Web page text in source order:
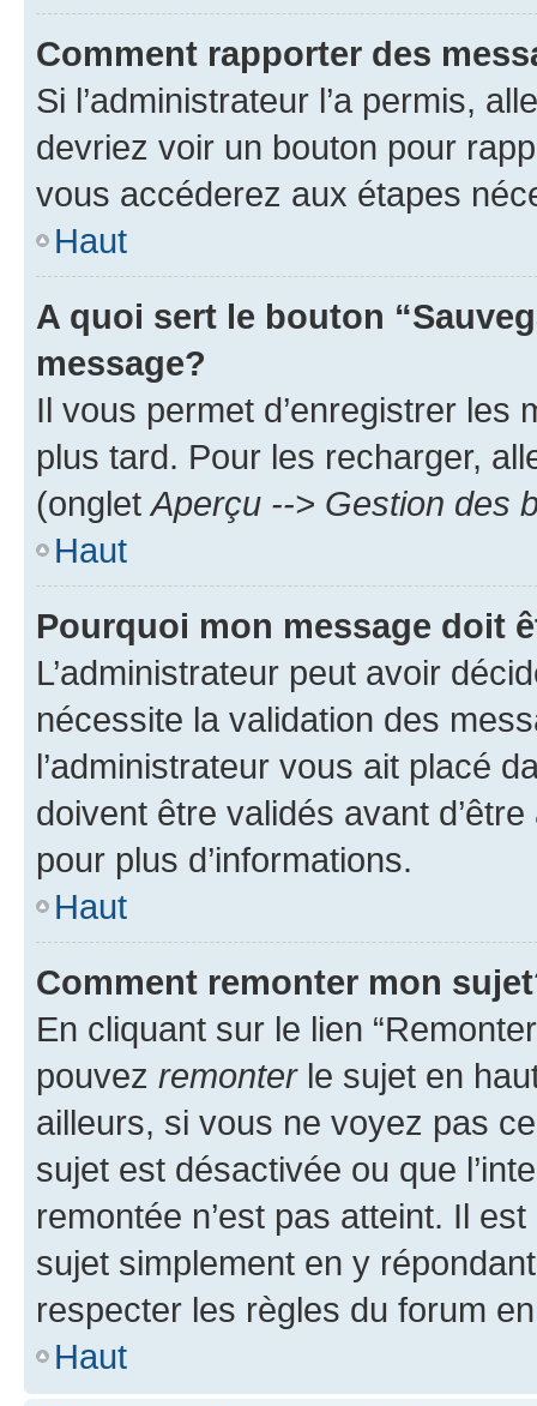
Comment rapporter des
Si l’administrateur l’a permis,
devriez voir un bouton pour
vous accéderez aux étapes
Haut
A quoi sert le bouton
message?
Il vous permet d’enregistrer
plus tard. Pour les recharger,
(onglet Aperçu --> Gestion des
Haut
Pourquoi mon message doit
L’administrateur peut avoir
nécessite la validation des
l’administrateur vous ait placé
doivent être validés avant
pour plus d’informations.
Haut
Comment remonter mon
En cliquant sur le lien
pouvez remonterle sujet en
ailleurs, si vous ne voyez pas
sujet est désactivée ou que
remontée n’est pas atteint. Il
sujet simplement en y
respecter les règles du forum
Haut